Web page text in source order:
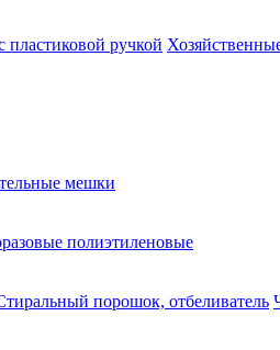
пластиковой ручкой
мешки
полиэтиленовые
порошок, отбеливатель